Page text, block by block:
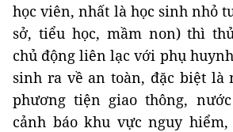
học viên, nhất là học sinh nhỏ
sở, tiểu học, mầm non) thì
chủ động liên lạc với phụ
sinh ra về an toàn, đặc biệt là
phương tiện giao thông,
cảnh báo khu vực nguy